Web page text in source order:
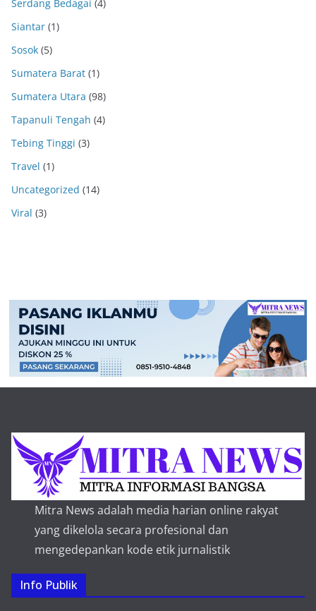
Serdang Bedagai (4)
Siantar (1)
Sosok (5)
Sumatera Barat (1)
Sumatera Utara (98)
Tapanuli Tengah (4)
Tebing Tinggi (3)
Travel (1)
Uncategorized (14)
Viral (3)
Mitra News adalah media harian online rakyat
yang dikelola secara profesional dan
mengedepankan kode etik jurnalistik
Info Publik